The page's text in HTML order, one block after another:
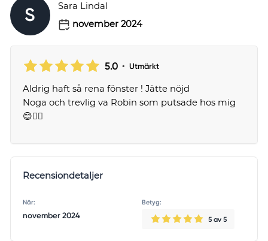
S
Sara Lindal
november 2024
5.0 • Utmärkt
Aldrig haft så rena fönster ! Jätte nöjd
Noga och trevlig va Robin som putsade hos mig
😊👍🏼
Recensiondetaljer
När:
november 2024
Betyg:
5 av 5